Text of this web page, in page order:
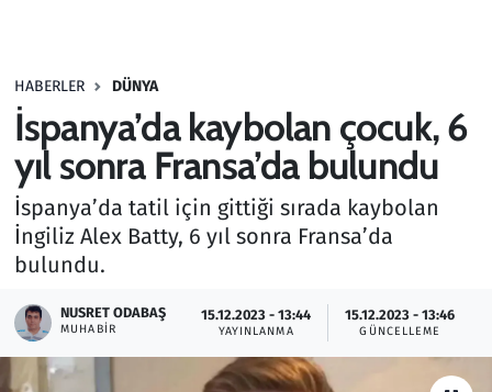
HABERLER DÜNYA
İspanya’da kaybolan çocuk, 6
yıl sonra Fransa’da bulundu
İspanya’da tatil için gittiği sırada kaybolan
İngiliz Alex Batty, 6 yıl sonra Fransa’da
bulundu.
NUSRET ODABAŞ
MUHABIR
15.12.2023 - 13:44
YAYINLANMA
15.12.2023 - 13:46
GÜNCELLEME
Haber
Kültür Sanat
Kurumsal Haberler
Lezzet Durağı
Memur ve Kamu
Otomobil